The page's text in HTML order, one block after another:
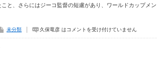
と、さらにはジーコ監督の短慮があり、ワールドカップメン
未分類 久保竜彦 はコメントを受け付けていません